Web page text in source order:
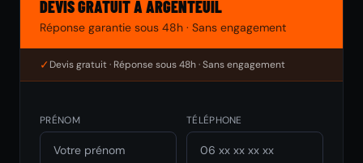
DEVIS GRATUIT À ARGENTEUIL
Réponse garantie sous 48h · Sans engagement
✓Devis gratuit · Réponse sous 48h · Sans engagement
PRÉNOM TÉLÉPHONE